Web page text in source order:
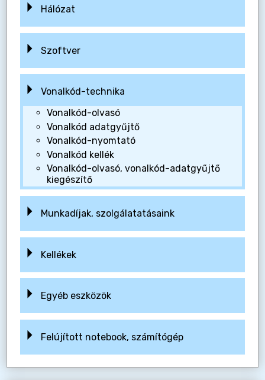
Hálózat
Szoftver
Vonalkód-technika
Vonalkód-olvasó
Vonalkód adatgyűjtő
Vonalkód-nyomtató
Vonalkód kellék
Vonalkód-olvasó, vonalkód-adatgyűjtő
kiegészítő
Munkadíjak, szolgálatatásaink
Kellékek
Egyéb eszközök
Felújított notebook, számítógép